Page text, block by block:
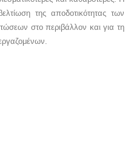
της αποδοτικότητας των
στο περιβάλλον και για τη